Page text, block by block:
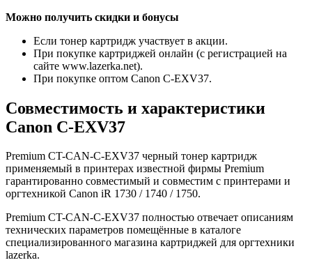
Можно получить скидки и бонусы
Если тонер картридж участвует в акции.
При покупке картриджей онлайн (с регистрацией на
сайте www.lazerka.net).
При покупке оптом Canon C-EXV37.
Совместимость и характеристики
Canon C-EXV37
Premium CT-CAN-C-EXV37 черный тонер картридж
применяемый в принтерах известной фирмы Premium
гарантированно совместимый и совместим с принтерами и
оргтехникой Canon iR 1730 / 1740 / 1750.
Premium CT-CAN-C-EXV37 полностью отвечает описаниям
технических параметров помещённые в каталоге
специализированного магазина картриджей для оргтехники
lazerka.